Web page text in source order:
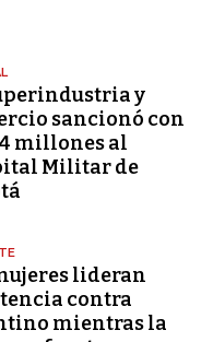
y
sancionó con
millones al
Militar de
lideran
contra
mientras la